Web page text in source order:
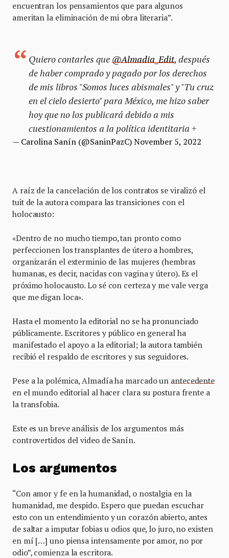
encuentran los pensamientos que para algunos
ameritan la eliminación de mi obra literaria”.
Quiero contarles que@Almadia_Edit, después
de haber comprado y pagado por los derechos
de mis libros "Somos luces abismales" y "Tu cruz
en el cielo desierto" para México, me hizo saber
hoy que no los publicará debido a mis
cuestionamientos a la política identitaria +
— Carolina Sanín (@SaninPazC)November 5, 2022
A raíz de la cancelación de los contratos se viralizó el
tuit de la autora compara las transiciones con el
holocausto:
«Dentro de no mucho tiempo, tan pronto como
perfeccionen los transplantes de útero a hombres,
organizarán el exterminio de las mujeres (hembras
humanas, es decir, nacidas con vagina y útero). Es el
próximo holocausto. Lo sé con certeza y me vale verga
que me digan loca».
Hasta el momento la editorial no se ha pronunciado
públicamente. Escritores y público en general ha
manifestado el apoyo a la editorial; la autora también
recibió el respaldo de escritores y sus seguidores.
Pese a la polémica, Almadía ha marcado unantecedente
en el mundo editorial al hacer clara su postura frente a
la transfobia.
Este es un breve análisis de los argumentos más
controvertidos del video de Sanín.
Los argumentos
“Con amor y fe en la humanidad, o nostalgia en la
humanidad, me despido. Espero que puedan escuchar
esto con un entendimiento y un corazón abierto, antes
de saltar a imputar fobias u odios que, lo juro, no existen
en mí […] uno piensa intensamente por amor, no por
odio”, comienza la escritora.